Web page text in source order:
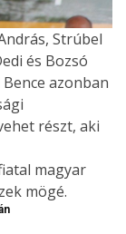
Strúbel
és Bozsó
azonban
részt, aki
magyar
mögé.